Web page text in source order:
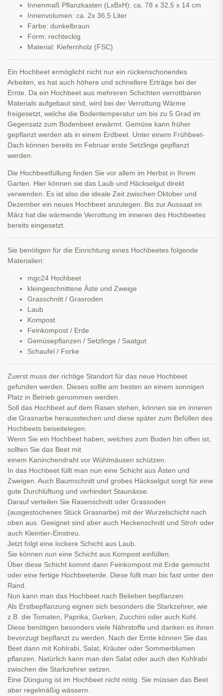
Innenmaß Pflanzkasten (LxBxH): ca. 78 x 32,5 x 14 cm
Innenvolumen: ca. 2x 36,5 Liter
Farbe: dunkelbraun
Form: rechteckig
Material: Kiefernholz (FSC)
Ein Hochbeet ermöglicht nicht nur ein rückenschonendes
Arbeiten, es hat auch höhere und schnellere Erträge bei der
Ernte. Da ein Hochbeet aus mehreren Schichten verrottbaren
Materials aufgebaut sind, wird bei der Verrottung Wärme
freigesetzt, welche die Bodentemperatur um bis zu 5 Grad im
Gegensatz zum Bodenbeet erwärmt. Gemüse kann früher
gepflanzt werden als in einem Erdbeet. Unter einem Frühbeet-
Dach können bereits im Februar erste Setzlinge gepflanzt
werden.
Die Hochbeetfüllung finden Sie vor allem im Herbst in Ihrem
Garten. Hier können sie das Laub und Häckselgut direkt
verwenden. Es ist also die ideale Zeit zwischen Oktober und
Dezember ein neues Hochbeet anzulegen. Bis zur Aussaat im
März hat die wärmende Verrottung im inneren des Hochbeetes
bereits eingesetzt.
Sie benötigen für die Einrichtung eines Hochbeetes folgende
Materialien:
mgc24 Hochbeet
kleingeschnittene Äste und Zweige
Grasschnitt / Grasroden
Laub
Kompost
Feinkompost / Erde
Gemüsepflanzen / Setzlinge / Saatgut
Schaufel / Forke
Zuerst muss der richtige Standort für das neue Hochbeet
gefunden werden. Dieses sollte am besten an einem sonnigen
Platz in Betrieb genommen werden.
Soll das Hochbeet auf dem Rasen stehen, können sie im inneren
die Grasnarbe herausstechen und diese später zum Befüllen des
Hochbeets beiseitelegen.
Wenn Sie ein Hochbeet haben, welches zum Boden hin offen ist,
sollten Sie das Beet mit
einem Kaninchendraht vor Wühlmäusen schützen.
In das Hochbeet füllt man nun eine Schicht aus Ästen und
Zweigen. Auch Baumschnitt und grobes Häckselgut sorgt für eine
gute Durchlüftung und verhindert Staunässe.
Darauf verteilen Sie Rasenschnitt oder Grassoden
(ausgestochenes Stück Grasnarbe) mit der Wurzelschicht nach
oben aus. Geeignet sind aber auch Heckenschnitt und Stroh oder
auch Kleintier-Einstreu.
Jetzt folgt eine lockere Schicht aus Laub.
Sie können nun eine Schicht aus Kompost einfüllen.
Über diese Schicht kommt dann Feinkompost mit Erde gemischt
oder eine fertige Hochbeeterde. Diese füllt man bis fast unter den
Rand.
Nun kann man das Hochbeet nach Belieben bepflanzen.
Als Erstbepflanzung eignen sich besonders die Starkzehrer, wie
z.B. die Tomaten, Paprika, Gurken, Zucchini oder auch Kohl.
Diese benötigen besonders viele Nährstoffe und danken es ihnen
bevorzugt bepflanzt zu werden. Nach der Ernte können Sie das
Beet dann mit Kohlrabi, Salat, Kräuter oder Sommerblumen
pflanzen. Natürlich kann man den Salat oder auch den Kohlrabi
zwischen die Starkzehrer setzen.
Eine Düngung ist im Hochbeet nicht nötig. Sie müssen das Beet
aber regelmäßig wässern.